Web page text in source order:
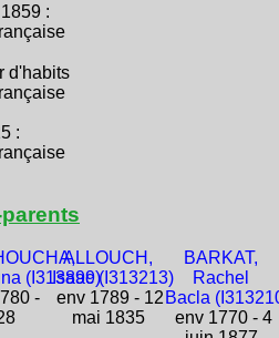
:
d'habits
:
(I313899)
-
ALLOUCH,
Isaac (I313213)
env 1789 - 12
mai 1835
BARKAT,
Rachel
Bacla
env 1770 - 4